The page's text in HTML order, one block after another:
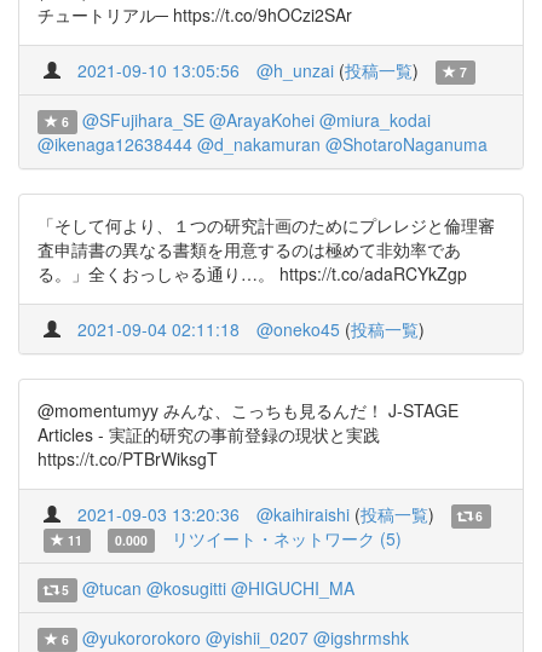
チュートリアル─ https://t.co/9hOCzi2SAr
2021-09-10 13:05:56 @h_unzai (投稿一覧) 7
6 @SFujihara_SE @ArayaKohei @miura_kodai
@ikenaga12638444 @d_nakamuran @ShotaroNaganuma
「そして何より、１つの研究計画のためにプレレジと倫理審
査申請書の異なる書類を用意するのは極めて非効率であ
る。」全くおっしゃる通り…。 https://t.co/adaRCYkZgp
2021-09-04 02:11:18 @oneko45 (投稿一覧)
@momentumyy みんな、こっちも見るんだ！ J-STAGE
Articles - 実証的研究の事前登録の現状と実践
https://t.co/PTBrWiksgT
2021-09-03 13:20:36 @kaihiraishi (投稿一覧)
6
11
0.000 リツイート・ネットワーク (5)
5 @tucan @kosugitti @HIGUCHI_MA
6 @yukororokoro @yishii_0207 @igshrmshk